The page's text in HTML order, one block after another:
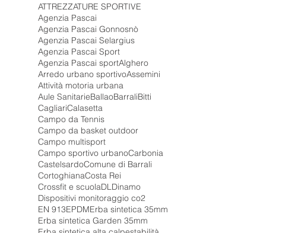
ATTREZZATURE SPORTIVE
Agenzia Pascai
Agenzia Pascai Gonnosnò
Agenzia Pascai Selargius
Agenzia Pascai Sport
Agenzia Pascai sportAlghero
Arredo urbano sportivoAssemini
Attività motoria urbana
Aule SanitarieBallaoBarraliBitti
CagliariCalasetta
Campo da Tennis
Campo da basket outdoor
Campo multisport
Campo sportivo urbanoCarbonia
CastelsardoComune di Barrali
CortoghianaCosta Rei
Crossfit e scuolaDLDinamo
Dispositivi monitoraggio co2
EN 913EPDMErba sintetica 35mm
Erba sintetica Garden 35mm